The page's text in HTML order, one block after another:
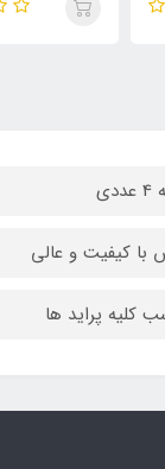
کیفیت و عالی
کلیه پراید ها